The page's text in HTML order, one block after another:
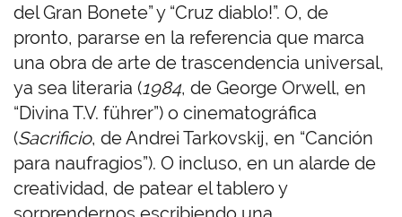
del Gran Bonete” y “Cruz diablo!”. O, de
pronto, pararse en la referencia que marca
una obra de arte de trascendencia universal,
ya sea literaria (1984, de George Orwell, en
“Divina T.V. führer”) o cinematográfica
(Sacrificio, de Andrei Tarkovskij, en “Canción
para naufragios”). O incluso, en un alarde de
creatividad, de patear el tablero y